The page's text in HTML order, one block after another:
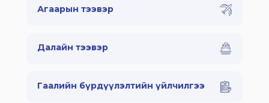
Агаарын тээвэр
Далайн тээвэр
Гаалийн бүрдүүлэлтийн үйлчилгээ